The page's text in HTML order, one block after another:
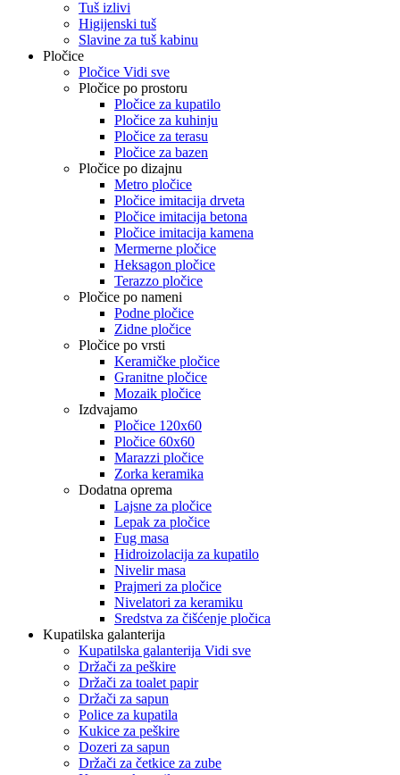
Tuš izlivi
Higijenski tuš
Slavine za tuš kabinu
Pločice
Pločice Vidi sve
Pločice po prostoru
Pločice za kupatilo
Pločice za kuhinju
Pločice za terasu
Pločice za bazen
Pločice po dizajnu
Metro pločice
Pločice imitacija drveta
Pločice imitacija betona
Pločice imitacija kamena
Mermerne pločice
Heksagon pločice
Terazzo pločice
Pločice po nameni
Podne pločice
Zidne pločice
Pločice po vrsti
Keramičke pločice
Granitne pločice
Mozaik pločice
Izdvajamo
Pločice 120x60
Pločice 60x60
Marazzi pločice
Zorka keramika
Dodatna oprema
Lajsne za pločice
Lepak za pločice
Fug masa
Hidroizolacija za kupatilo
Nivelir masa
Prajmeri za pločice
Nivelatori za keramiku
Sredstva za čišćenje pločica
Kupatilska galanterija
Kupatilska galanterija Vidi sve
Držači za peškire
Držači za toalet papir
Držači za sapun
Police za kupatila
Kukice za peškire
Dozeri za sapun
Držači za četkice za zube